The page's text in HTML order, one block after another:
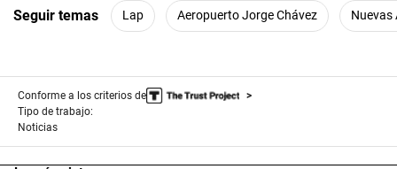
Seguir temas Lap Aeropuerto Jorge Chávez Nuevas
Conforme a los criterios de
Tipo de trabajo:
Noticias